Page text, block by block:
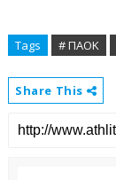
Tags # ΠΑΟΚ
Share This